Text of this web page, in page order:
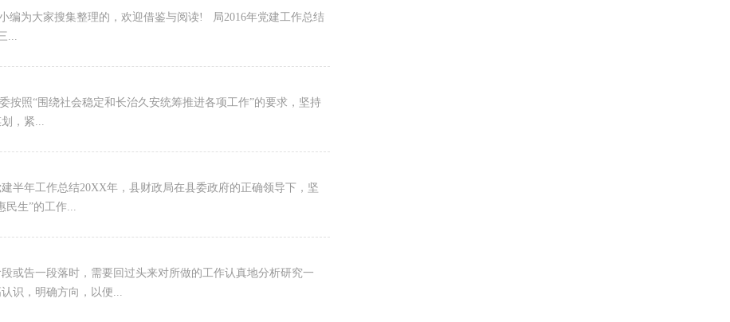
家搜集整理的，欢迎借鉴与阅读! 局2016年党建工作总结
...
绕社会稳定和长治久安统筹推进各项工作”的要求，坚持
，紧...
作总结20XX年，县财政局在县委政府的正确领导下，坚
民生”的工作...
段落时，需要回过头来对所做的工作认真地分析研究一
识，明确方向，以便...